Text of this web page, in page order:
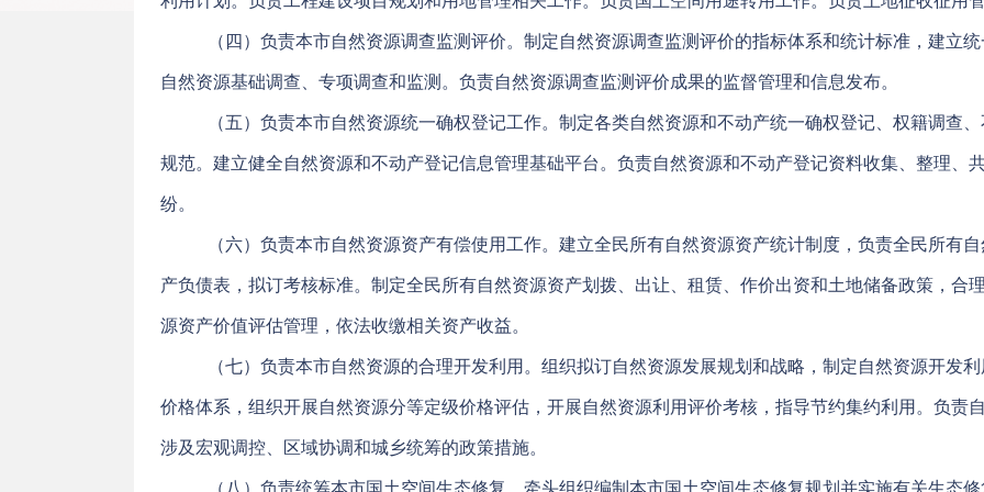
（四）负责本市自然资源调查监测评价。制定自然资源调查监测评价的指标体系和统计标准，建立
自然资源基础调查、专项调查和监测。负责自然资源调查监测评价成果的监督管理和信息发布。
（五）负责本市自然资源统一确权登记工作。制定各类自然资源和不动产统一确权登记、权籍调查
规范。建立健全自然资源和不动产登记信息管理基础平台。负责自然资源和不动产登记资料收集、整理、
纷。
（六）负责本市自然资源资产有偿使用工作。建立全民所有自然资源资产统计制度，负责全民所有
产负债表，拟订考核标准。制定全民所有自然资源资产划拨、出让、租赁、作价出资和土地储备政策，合
源资产价值评估管理，依法收缴相关资产收益。
（七）负责本市自然资源的合理开发利用。组织拟订自然资源发展规划和战略，制定自然资源开发
价格体系，组织开展自然资源分等定级价格评估，开展自然资源利用评价考核，指导节约集约利用。负责
涉及宏观调控、区域协调和城乡统筹的政策措施。
（八）负责统筹本市国土空间生态修复。牵头组织编制本市国土空间生态修复规划并实施有关生态